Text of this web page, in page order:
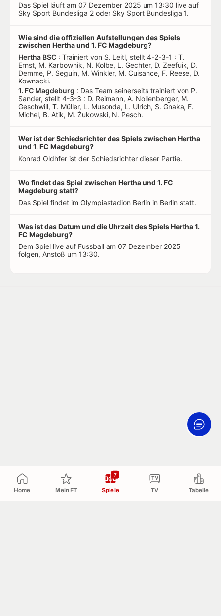
Home Mein FT Spiele
7
TV Tabelle
Das Spiel läuft am 07 Dezember 2025 um 13:30 live auf
Sky Sport Bundesliga 2 oder Sky Sport Bundesliga 1.
Wie sind die offiziellen Aufstellungen des Spiels
zwischen Hertha und 1. FC Magdeburg?
Hertha BSC : Trainiert von S. Leitl, stellt 4-2-3-1 : T.
Ernst, M. Karbownik, N. Kolbe, L. Gechter, D. Zeefuik, D.
Demme, P. Seguin, M. Winkler, M. Cuisance, F. Reese, D.
Kownacki.
1. FC Magdeburg : Das Team seinerseits trainiert von P.
Sander, stellt 4-3-3 : D. Reimann, A. Nollenberger, M.
Geschwill, T. Müller, L. Musonda, L. Ulrich, S. Gnaka, F.
Michel, B. Atik, M. Żukowski, N. Pesch.
Wer ist der Schiedsrichter des Spiels zwischen Hertha
und 1. FC Magdeburg?
Konrad Oldhfer ist der Schiedsrichter dieser Partie.
Wo findet das Spiel zwischen Hertha und 1. FC
Magdeburg statt?
Das Spiel findet im Olympiastadion Berlin in Berlin statt.
Was ist das Datum und die Uhrzeit des Spiels Hertha 1.
FC Magdeburg?
Dem Spiel live auf Fussball am 07 Dezember 2025
folgen, Anstoß um 13:30.